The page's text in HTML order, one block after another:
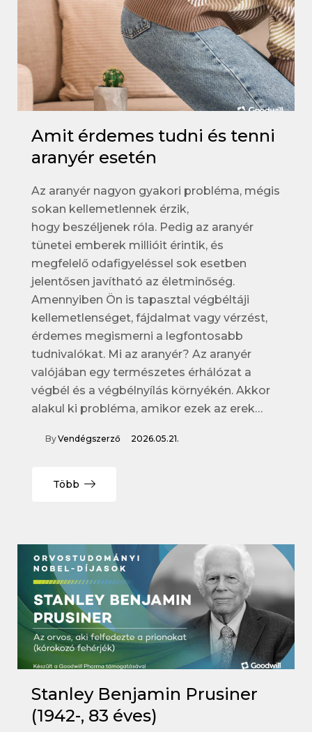
Amit érdemes tudni és tenni
aranyér esetén
Az aranyér nagyon gyakori probléma, mégis
sokan kellemetlennek érzik,
hogy beszéljenek róla. Pedig az aranyér
tünetei emberek millióit érintik, és
megfelelő odafigyeléssel sok esetben
jelentősen javítható az életminőség.
Amennyiben Ön is tapasztal végbéltáji
kellemetlenséget, fájdalmat vagy vérzést,
érdemes megismerni a legfontosabb
tudnivalókat. Mi az aranyér? Az aranyér
valójában egy természetes érhálózat a
végbél és a végbélnyílás környékén. Akkor
alakul ki probléma, amikor ezek az erek…
ByVendégszerző 2026.05.21.
Több
Stanley Benjamin Prusiner
(1942-, 83 éves)